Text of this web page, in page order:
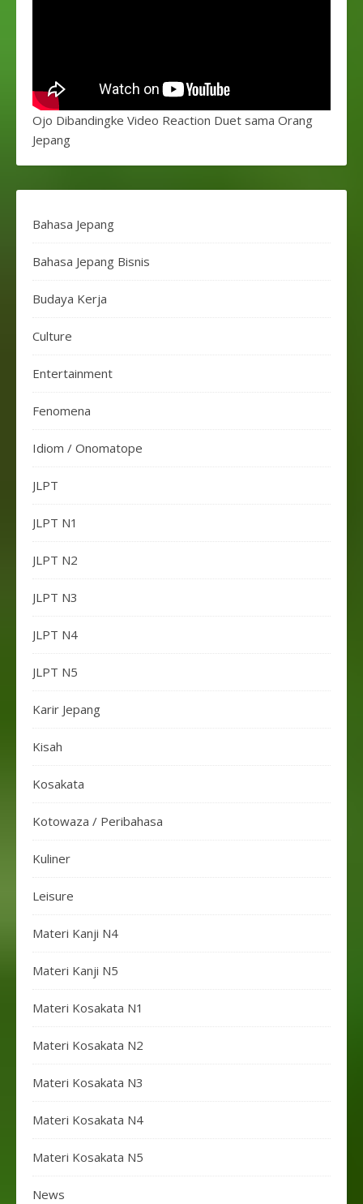
Ojo Dibandingke Video Reaction Duet sama Orang
Jepang
Bahasa Jepang
Bahasa Jepang Bisnis
Budaya Kerja
Culture
Entertainment
Fenomena
Idiom / Onomatope
JLPT
JLPT N1
JLPT N2
JLPT N3
JLPT N4
JLPT N5
Karir Jepang
Kisah
Kosakata
Kotowaza / Peribahasa
Kuliner
Leisure
Materi Kanji N4
Materi Kanji N5
Materi Kosakata N1
Materi Kosakata N2
Materi Kosakata N3
Materi Kosakata N4
Materi Kosakata N5
News